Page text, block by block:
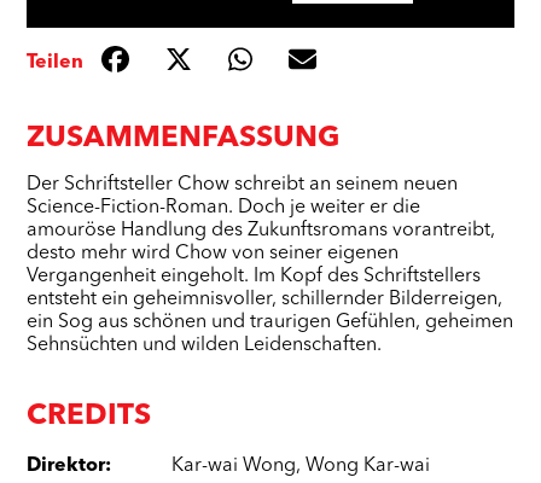
ZUSAMMENFASSUNG
Der Schriftsteller Chow schreibt an seinem neuen
Science-Fiction-Roman. Doch je weiter er die
amouröse Handlung des Zukunftsromans vorantreibt,
desto mehr wird Chow von seiner eigenen
Vergangenheit eingeholt. Im Kopf des Schriftstellers
entsteht ein geheimnisvoller, schillernder Bilderreigen,
ein Sog aus schönen und traurigen Gefühlen, geheimen
Sehnsüchten und wilden Leidenschaften.
CREDITS
Direktor: Kar-wai Wong, Wong Kar-wai
Teilen